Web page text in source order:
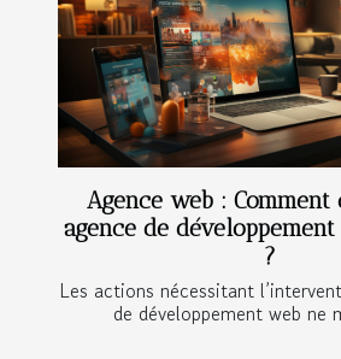
Agence web :
agence de
?
Les actions nécessitant
de développement web ne